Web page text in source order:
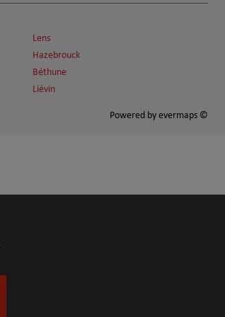
Lens
Hazebrouck
Béthune
Liévin
Powered by evermaps ©